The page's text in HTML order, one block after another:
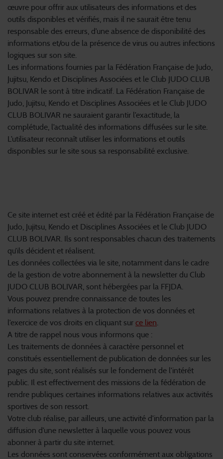
œuvre pour offrir aux utilisateurs des informations et des
outils disponibles et vérifiés, mais il ne saurait être tenu
responsable des erreurs, d’une absence de disponibilité des
informations et/ou de la présence de virus ou autres infections
logiques sur son site.
Les informations fournies par la Fédération Française de Judo,
Jujitsu, Kendo et Disciplines Associées et le Club JUDO CLUB
BOLIVAR le sont à titre indicatif. La Fédération Française de
Judo, Jujitsu, Kendo et Disciplines Associées et le Club JUDO
CLUB BOLIVAR ne sauraient garantir l’exactitude, la
complétude, l’actualité des informations diffusées sur le site.
L’utilisateur reconnaît utiliser les informations et outils
disponibles sur le site sous sa responsabilité exclusive.
Ce site internet est créé et édité par la Fédération Française de
Judo, Jujitsu, Kendo et Disciplines Associées et le Club JUDO
CLUB BOLIVAR. Ils sont responsables chacun des traitements
qu’ils décident et réalisent.
Les données collectées via le site, notamment dans le cadre
de la gestion de votre abonnement à la newsletter du Club
JUDO CLUB BOLIVAR, sont hébergées par la FFJDA.
Vous pouvez prendre connaissance de toutes les
informations relatives à la protection de vos données et
l’exercice de vos droits en cliquant sur ce lien
A titre de rappel nous vous informons que :
Les traitements de données à caractère personnel et
constitués essentiellement de publication de données sur les
pages du site, sont réalisés sur le fondement de l’intérêt
public. Il est effectivement des missions de la fédération de
rendre publiques certaines informations relatives aux activités
sportives de son ressort.
Votre club réalise, par ailleurs, une activité d’information par la
diffusion d’une newsletter à laquelle vous pouvez vous
abonner à partir du site internet.
Les données sont conservées conformément aux obligations